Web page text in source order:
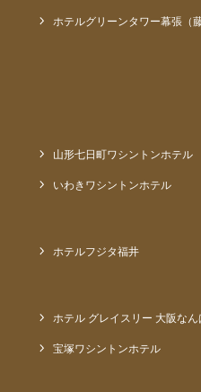
ホテルグリーンタワー幕張（
山形七日町ワシントンホテル
いわきワシントンホテル
ホテルフジタ福井
ホテル グレイスリー 大阪なん
宝塚ワシントンホテル